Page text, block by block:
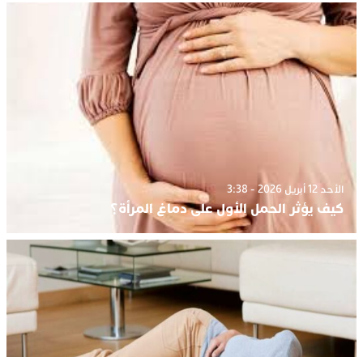
الأحد 12 أبريل 2026 - 3:38
كيف يؤثر الحمل الأول على دماغ المرأة؟